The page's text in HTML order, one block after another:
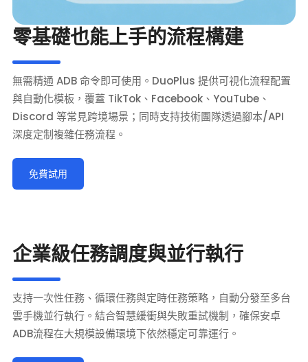
零基礎也能上手的流程構建
無需精通 ADB 命令即可使用。DuoPlus 提供可視化流程配置
與自動化模板，覆蓋 TikTok、Facebook、YouTube、
Discord 等常見跨境場景；同時支持技術團隊透過腳本/API
深度定制複雜任務流程。
免費試用
企業級任務調度與並行執行
支持一次性任務、循環任務與定時任務策略，自動分發至多台
雲手機並行執行。結合智慧緩衝與失敗重試機制，確保安卓
ADB流程在大規模設備環境下依然穩定可靠運行。